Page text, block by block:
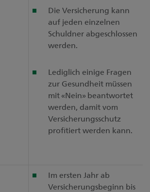
Die Versicherung kann
auf jeden einzelnen
Schuldner abgeschlossen
werden.
Lediglich einige Fragen
zur Gesundheit müssen
mit «Nein» beantwortet
werden, damit vom
Versicherungsschutz
profitiert werden kann.
Im ersten Jahr ab
Versicherungsbeginn bis